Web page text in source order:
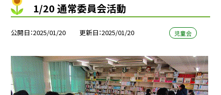
1/20 通常委員会活動
公開日 2025/01/20 更新日 2025/01/20 児童会